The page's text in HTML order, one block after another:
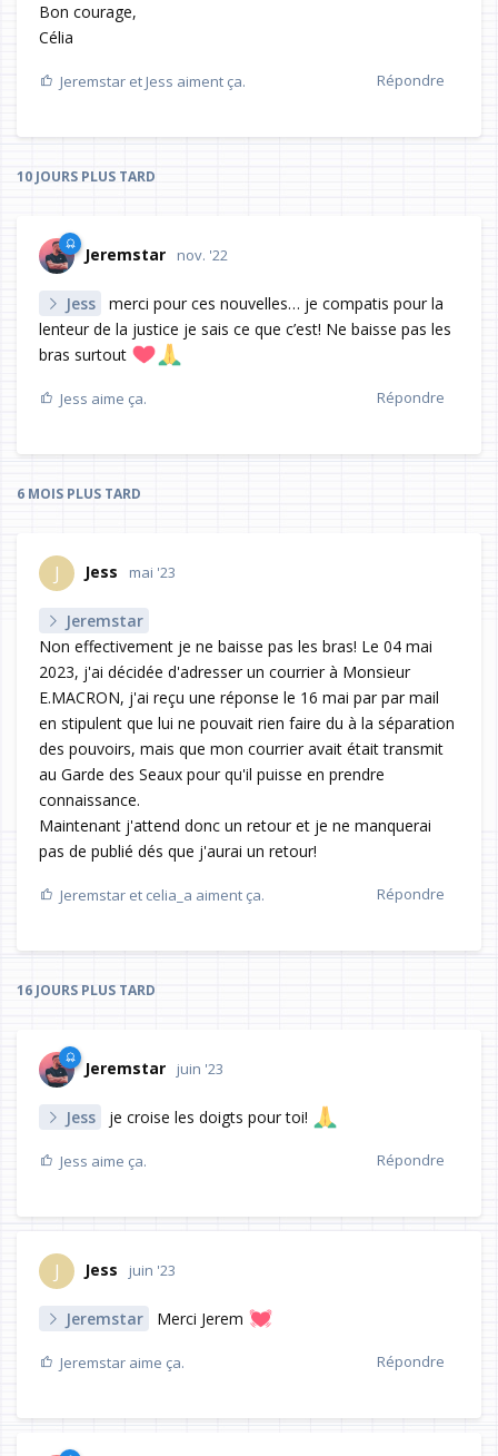
Bon courage,
Célia
Répondre
Jeremstar et Jess aiment ça.
10 JOURS PLUS TARD
Jeremstar nov. '22
Jess
merci pour ces nouvelles… je compatis pour la
lenteur de la justice je sais ce que c’est! Ne baisse pas les
bras surtout
Répondre
Jess aime ça.
6 MOIS PLUS TARD
J Jess mai '23
Jeremstar
Non effectivement je ne baisse pas les bras! Le 04 mai
2023, j'ai décidée d'adresser un courrier à Monsieur
E.MACRON, j'ai reçu une réponse le 16 mai par par mail
en stipulent que lui ne pouvait rien faire du à la séparation
des pouvoirs, mais que mon courrier avait était transmit
au Garde des Seaux pour qu'il puisse en prendre
connaissance.
Maintenant j'attend donc un retour et je ne manquerai
pas de publié dés que j'aurai un retour!
Répondre
Jeremstar et celia_a aiment ça.
16 JOURS PLUS TARD
Jeremstar juin '23
Jess je croise les doigts pour toi!
Répondre
Jess aime ça.
J Jess juin '23
Jeremstar Merci Jerem
Répondre
Jeremstar aime ça.